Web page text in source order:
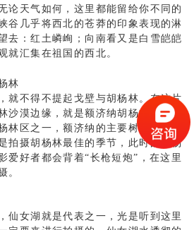
论天气如何，这里都能留给你不同的
谷几乎将西北的苍莽的印象表现的淋
去：红土嶙峋；向南看又是白雪皑皑
就汇集在祖国的西北。
林
就不得不提起戈壁与胡杨林。在这片
沙漠边缘，就是额济纳胡杨林。额济
林区之一，额济纳的主要树种是胡
拍摄胡杨林最佳的季节，此时的胡杨
爱好者都会背着“长枪短炮”，在这里
。
仙女湖就是代表之一，光是听到这里